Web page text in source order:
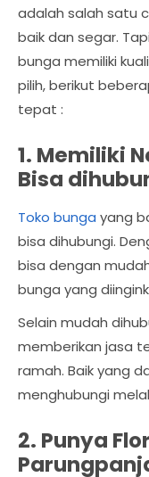
adalah salah satu
baik dan segar.
bunga memiliki
pilih, berikut
tepat :
1. Memiliki
Bisa
Toko bunga yang
bisa dihubungi.
bisa dengan
bunga yang
Selain mudah
memberikan jasa
ramah. Baik yang
menghubungi
2. Punya